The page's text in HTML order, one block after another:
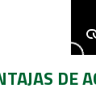
DE